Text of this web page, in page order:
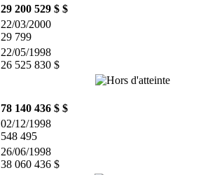
29 200 529 $ $
22/03/2000
29 799
22/05/1998
26 525 830 $
78 140 436 $ $
02/12/1998
548 495
26/06/1998
38 060 436 $